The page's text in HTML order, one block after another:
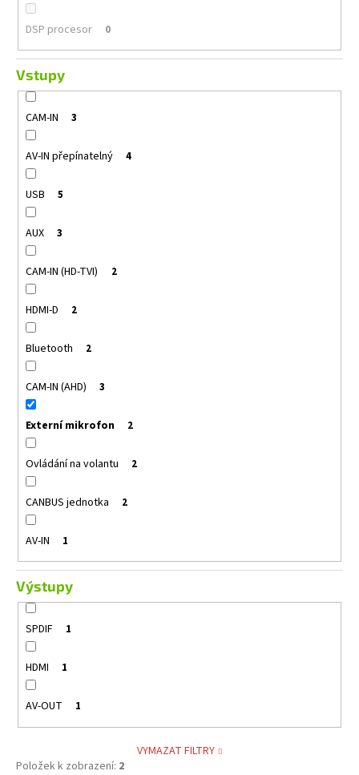
DSP procesor 0
Vstupy
CAM-IN 3
AV-IN přepínatelný 4
USB 5
AUX 3
CAM-IN (HD-TVI) 2
HDMI-D 2
Bluetooth 2
CAM-IN (AHD) 3
Externí mikrofon 2
Ovládání na volantu 2
CANBUS jednotka 2
AV-IN 1
Výstupy
SPDIF 1
HDMI 1
AV-OUT 1
VYMAZAT FILTRY
Položek k zobrazení: 2